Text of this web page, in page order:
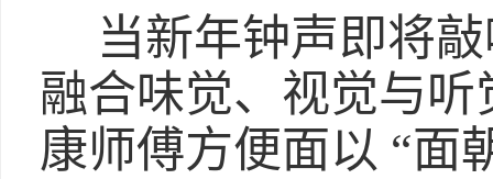
当新年钟声即将
融合味觉、视觉与
康师傅方便面以 “面